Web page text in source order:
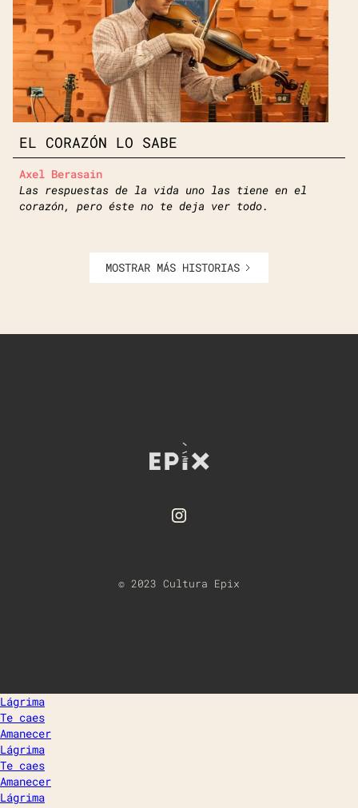
EL CORAZÓN LO SABE
Axel Berasain
Las respuestas de la vida uno las tiene en el
corazón, pero éste no te deja ver todo.
MOSTRAR MÁS HISTORIAS
© 2023 Cultura Epix
Lágrima
Te caes
Amanecer
Lágrima
Te caes
Amanecer
Lágrima